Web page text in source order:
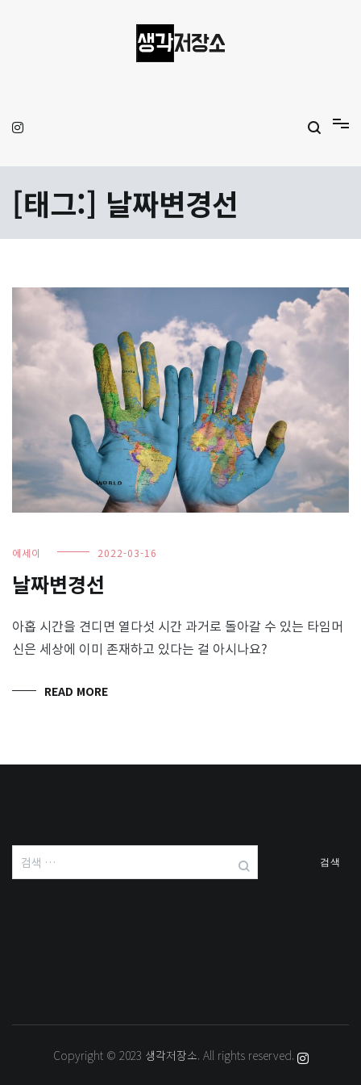
[태그:] 날짜변경선
에세이 2022-03-16
날짜변경선
아홉 시간을 견디면 열다섯 시간 과거로 돌아갈 수 있는 타임머
신은 세상에 이미 존재하고 있다는 걸 아시나요?
READ MORE
검
색:
Copyright © 2023 생각저장소. All rights reserved.